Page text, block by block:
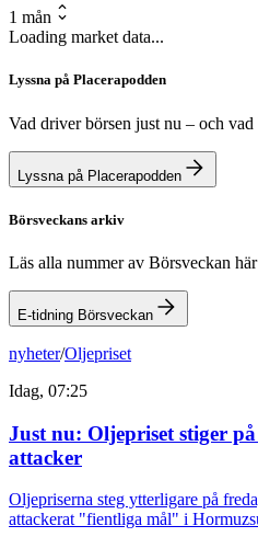
1 mån
Loading market data...
Lyssna på Placerapodden
Vad driver börsen just nu – och
Lyssna på Placerapodden
Börsveckans arkiv
Läs alla nummer av Börsveckan här
E-tidning Börsveckan
nyheter/Oljepriset
Idag, 07:25
Just nu: Oljepriset stiger
attacker
Oljepriserna steg ytterligare på
attackerat "fientliga mål" i